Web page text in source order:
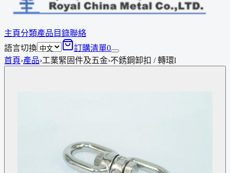
主頁分類產品 目錄聯絡
語言切換
訂購清單0
首頁›產品›工業緊固件及五金›不銹鋼卸扣 / 轉環l